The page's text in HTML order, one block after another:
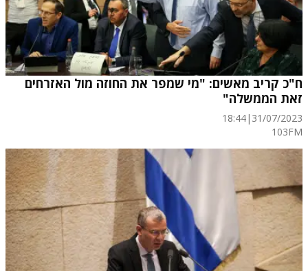
ח"כ קריב מאשים: "מי שמפר את החוזה מול האזרחים
זאת הממשלה"
31/07/2023
|
18:44
103FM